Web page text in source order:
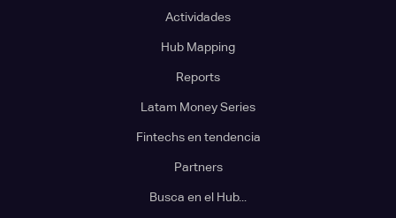
Actividades
Hub Mapping
Reports
Latam Money Series
Fintechs en tendencia
Partners
Busca en el Hub...